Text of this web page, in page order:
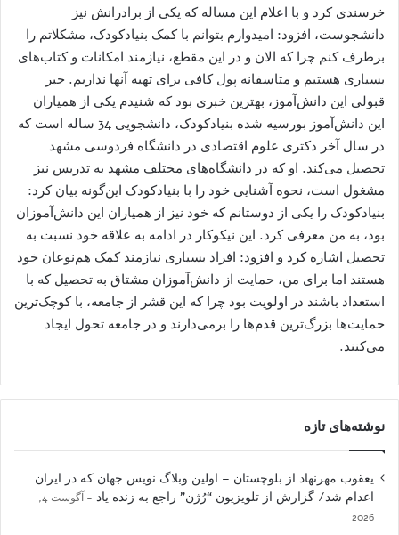
خرسندی کرد و با اعلام این مساله که یکی از برادرانش نیز
دانشجوست، افزود: امیدوارم بتوانم با کمک بنیادکودک، مشکلاتم را
برطرف کنم چرا که الان و در این مقطع، نیازمند امکانات و کتاب‌های
بسیاری هستیم و متاسفانه پول کافی برای تهیه آنها نداریم. خبر
قبولی این دانش‌آموز، بهترین خبری بود که شنیدم یکی از همیاران
این دانش‌آموز بورسیه شده بنیادکودک، دانشجویی 34 ساله است که
در سال آخر دکتری علوم اقتصادی در دانشگاه فردوسی مشهد
تحصیل می‌کند. او که در دانشگاه‌های مختلف مشهد به تدریس نیز
مشغول است، نحوه آشنایی خود را با بنیادکودک این‌گونه بیان کرد:
بنیادکودک را یکی از دوستانم که خود نیز از همیاران این دانش‌آموزان
بود، به من معرفی کرد. این نیکوکار در ادامه به علاقه خود نسبت به
تحصیل اشاره کرد و افزود: افراد بسیاری نیازمند کمک هم‌نوعان خود
هستند اما برای من، حمایت از دانش‌آموزان مشتاق به تحصیل که با
استعداد باشند در اولویت بود چرا که این قشر از جامعه، با کوچک‌ترین
حمایت‌ها بزرگ‌ترین قدم‌ها را برمی‌دارند و در جامعه تحول ایجاد
می‌کنند.
نوشته‌های تازه
یعقوب مهرنهاد از بلوچستان – اولین وبلاگ نویس جهان که در ایران
اعدام شد/ گزارش از تلویزیون “رُژن” راجع به زنده یاد
آگوست 4,
2026